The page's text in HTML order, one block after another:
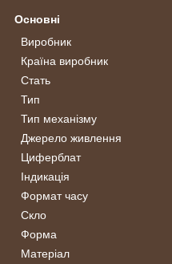
Основні
Виробник
Країна виробник
Стать
Тип
Тип механізму
Джерело живлення
Циферблат
Індикація
Формат часу
Скло
Форма
Матеріал